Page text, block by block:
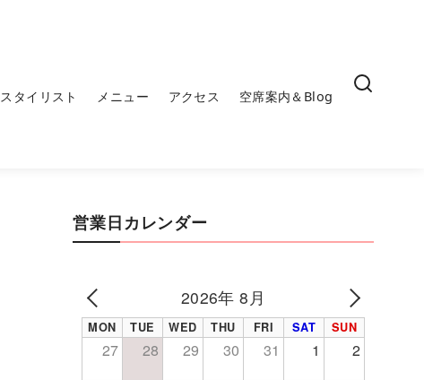
スタイリスト メニュー アクセス 空席案内＆Blog
営業日カレンダー
PREV 2026年 8月 NEXT
MON TUE WED THU FRI SAT SUN
27 28 29 30 31 1 2